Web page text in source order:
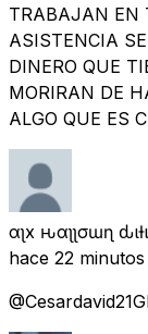
TRABAJAN EN
ASISTENCIA
DINERO QUE
MORIRAN DE
ALGO QUE ES
αʅҽx ԋαʅʅσɯҽɳ
hace 22 minutos